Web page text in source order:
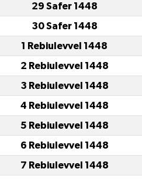
29 Safer 1448
30 Safer 1448
1 Rebiulevvel 1448
2 Rebiulevvel 1448
3 Rebiulevvel 1448
4 Rebiulevvel 1448
5 Rebiulevvel 1448
6 Rebiulevvel 1448
7 Rebiulevvel 1448